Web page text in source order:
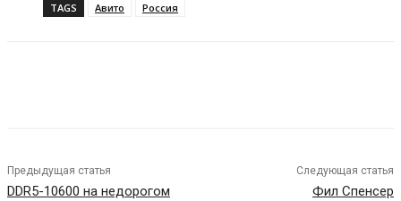
TAGS Авито Россия
Предыдущая статья
DDR5-10600 на недорогом
Следующая статья
Фил Спенсер